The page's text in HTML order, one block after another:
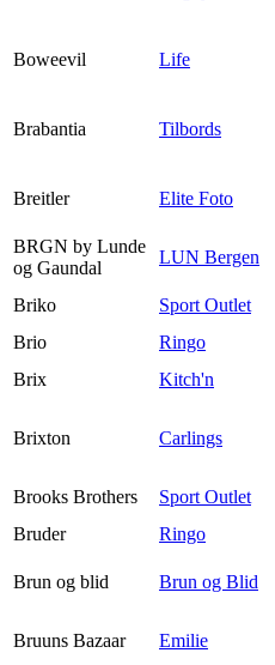
Boweevil Life
Brabantia Tilbords
Breitler Elite Foto
BRGN by Lunde
og Gaundal
LUN Bergen
Briko
Sport Outlet
Brio
Ringo
Brix
Kitch'n
Brixton Carlings
Brooks Brothers
Sport Outlet
Bruder
Ringo
Brun og blid Brun og Blid
Bruuns Bazaar
Emilie